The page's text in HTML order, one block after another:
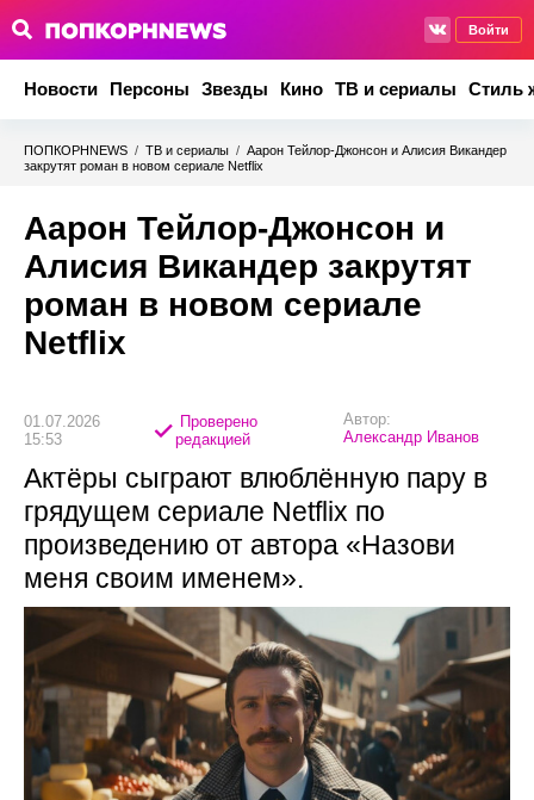
Войти
Новости Персоны Звезды Кино ТВ и сериалы Стиль
ПОПКОРНNEWS / ТВ и сериалы / Аарон Тейлор-Джонсон и Алисия Викандер
закрутят роман в новом сериале Netflix
Аарон Тейлор-Джонсон и
Алисия Викандер закрутят
роман в новом сериале
Netflix
01.07.2026
15:53
Проверено
редакцией
Автор:
Александр Иванов
Актёры сыграют влюблённую пару в
грядущем сериале Netflix по
произведению от автора «Назови
меня своим именем».